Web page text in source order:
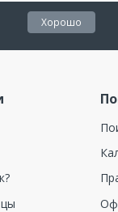
Хорошо